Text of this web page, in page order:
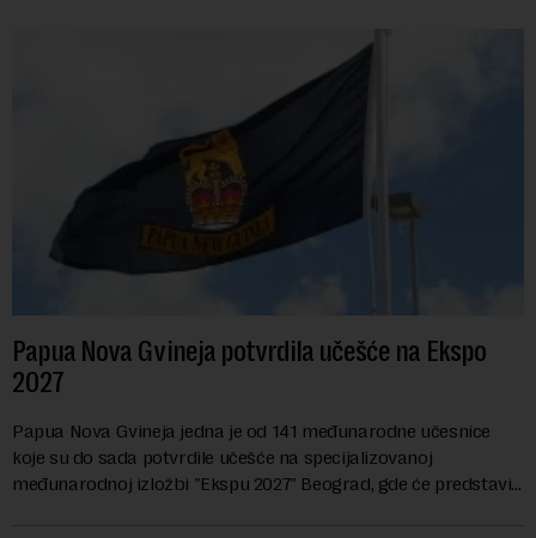
Papua Nova Gvineja potvrdila učešće na Ekspo
2027
Papua Nova Gvineja jedna je od 141 međunarodne učesnice
koje su do sada potvrdile učešće na specijalizovanoj
međunarodnoj izložbi "Ekspu 2027" Beograd, gde će predstaviti